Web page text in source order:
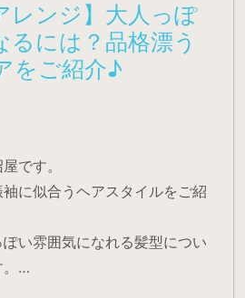
レンジ】大人っぽ
るには？品格漂う
をご紹介♪
です。
に似合うヘアスタイルをご紹
い雰囲気になれる髪型につい
。…